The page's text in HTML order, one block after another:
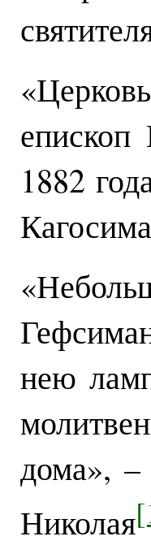
1882
нею
дома»,
Николая